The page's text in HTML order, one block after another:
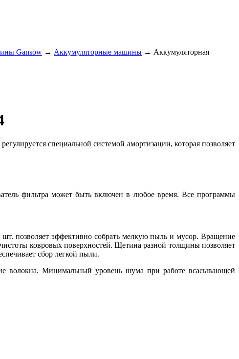
Gansow → Аккумуляторные машины → Аккумуляторная
специальной системой амортизации, которая позволяет
фильтра может быть включен в любое время. Все программы
позволяет эффективно собрать мелкую пыль и мусор. Вращение
ковровых поверхностей. Щетина разной толщины позволяет
сбор легкой пыли.
волокна. Минимальный уровень шума при работе всасывающей